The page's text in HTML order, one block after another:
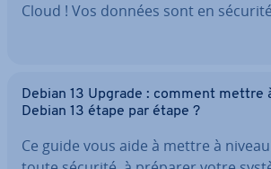
Cloud ! Vos données sont en
Debian 13 Upgrade : comment mettre
Debian 13 étape par étape ?
Ce guide vous aide à mettre à